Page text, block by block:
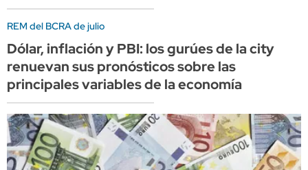
REM del BCRA de julio
Dólar, inflación y PBI: los gurúes de la city
renuevan sus pronósticos sobre las
principales variables de la economía